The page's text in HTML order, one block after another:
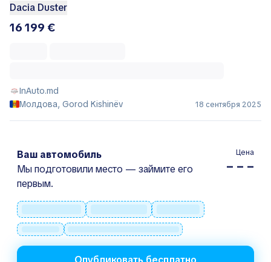
Dacia Duster
16 199 €
InAuto.md
Молдова, Gorod Kishinëv
18 сентября 2025
Ваш автомобиль
Мы подготовили место — займите его
первым.
Цена
– – –